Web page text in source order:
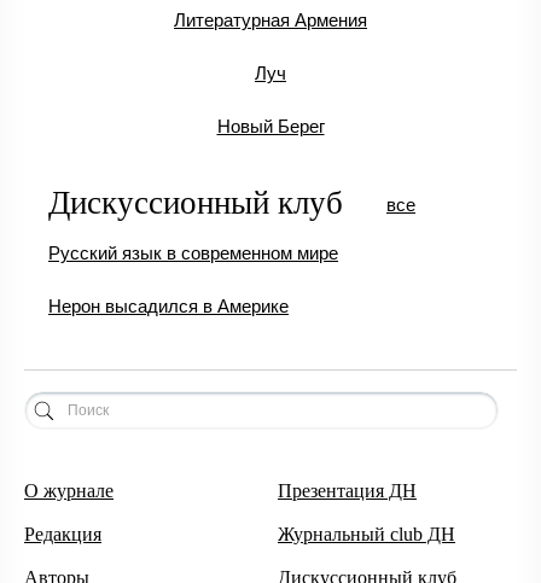
Литературная Армения
Луч
Новый Берег
Дискуссионный клуб
Русский язык в современном мире
Нерон высадился в Америке
все
О журнале
Редакция
Авторы
Презентация ДН
Журнальный club ДН
Дискуссионный клуб